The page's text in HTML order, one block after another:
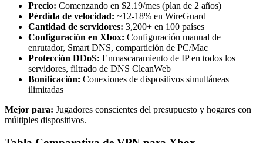
Precio: Comenzando en $2.19/mes (plan de 2 años)
Pérdida de velocidad: ~12-18% en WireGuard
Cantidad de servidores: 3,200+ en 100 países
Configuración en Xbox: Configuración manual de
enrutador, Smart DNS, compartición de PC/Mac
Protección DDoS: Enmascaramiento de IP en todos los
servidores, filtrado de DNS CleanWeb
Bonificación: Conexiones de dispositivos simultáneas
ilimitadas
Mejor para: Jugadores conscientes del presupuesto y hogares con
múltiples dispositivos.